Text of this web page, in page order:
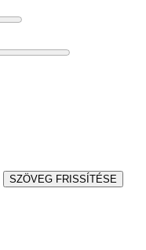
SZÖVEG FRISSÍTÉSE